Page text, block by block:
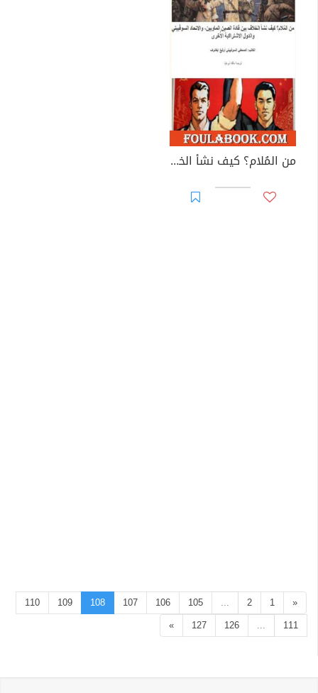
من المُلام؟ كيف نشأ الخلاف بين قادة الصين الماويين، والاتحاد السوفييتي والدول الاشتراكية الأُخرى
«
1
2
...
105
106
107
108
109
110
111
...
126
127
»